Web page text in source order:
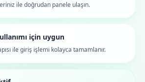
ile doğrudan panele ulaşın.
için uygun
ile giriş işlemi kolayca tamamlanır.